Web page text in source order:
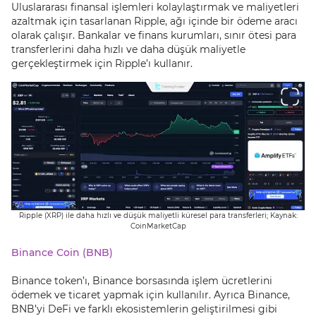
Uluslararası finansal işlemleri kolaylaştırmak ve maliyetleri
azaltmak için tasarlanan Ripple, ağı içinde bir ödeme aracı
olarak çalışır. Bankalar ve finans kurumları, sınır ötesi para
transferlerini daha hızlı ve daha düşük maliyetle
gerçekleştirmek için Ripple’ı kullanır.
Ripple (XRP) ile daha hızlı ve düşük maliyetli küresel para transferleri; Kaynak:
CoinMarketCap
Binance Coin (BNB)
Binance token’ı, Binance borsasında işlem ücretlerini
ödemek ve ticaret yapmak için kullanılır. Ayrıca Binance,
BNB’yi DeFi ve farklı ekosistemlerin geliştirilmesi gibi